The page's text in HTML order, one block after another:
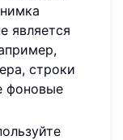
является
строки
фоновые